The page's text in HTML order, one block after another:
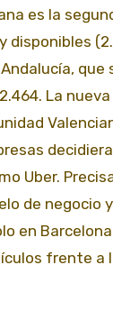
es la
disponibles
que
La
Uber.
de negocio
en
frente a